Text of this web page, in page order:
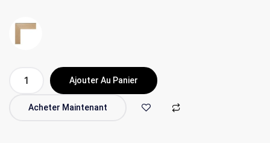
Acheter Maintenant
Ajouter Au Panier